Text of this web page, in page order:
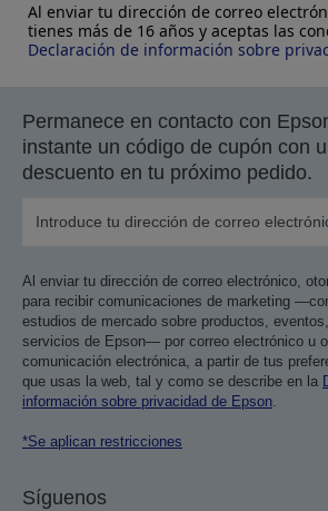
Al enviar tu dirección de correo
tienes más de 16 años y aceptas las
Declaración de información sobre
Permanece en contacto con
instante un código de cupón con
descuento en tu próximo pedido.
Al enviar tu dirección de correo electrónico,
para recibir comunicaciones de marketing
estudios de mercado sobre productos,
servicios de Epson— por correo electrónico u
comunicación electrónica, a partir de tus
que usas la web, tal y como se describe en la
información sobre privacidad de Epson.
*Se aplican restricciones
Síguenos